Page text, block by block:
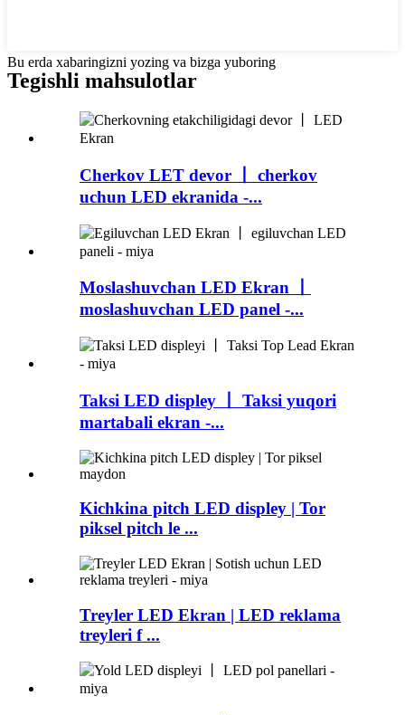
Bu erda xabaringizni yozing va bizga yuboring
Tegishli mahsulotlar
Cherkov LET devor 丨 cherkov
uchun LED ekranida -...
Moslashuvchan LED Ekran 丨
moslashuvchan LED panel -...
Taksi LED displey 丨 Taksi yuqori
martabali ekran -...
Kichkina pitch LED displey | Tor
piksel pitch le ...
Treyler LED Ekran | LED reklama
treyleri f ...